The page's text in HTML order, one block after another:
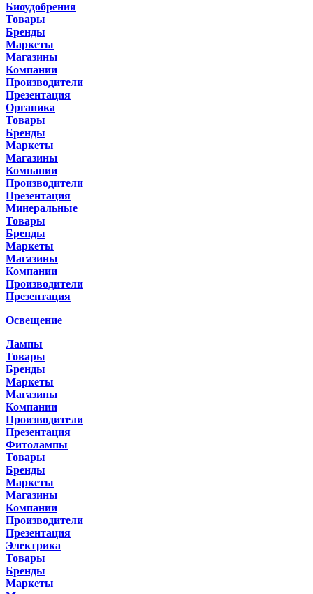
Биоудобрения
Товары
Бренды
Маркеты
Магазины
Компании
Производители
Презентация
Органика
Товары
Бренды
Маркеты
Магазины
Компании
Производители
Презентация
Минеральные
Товары
Бренды
Маркеты
Магазины
Компании
Производители
Презентация
Освещение
Лампы
Товары
Бренды
Маркеты
Магазины
Компании
Производители
Презентация
Фитолампы
Товары
Бренды
Маркеты
Магазины
Компании
Производители
Презентация
Электрика
Товары
Бренды
Маркеты